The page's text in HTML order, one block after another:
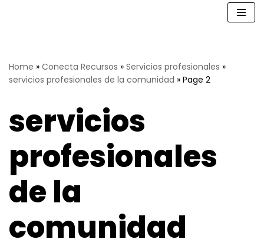
Home » Conecta Recursos » Servicios profesionales »
servicios profesionales de la comunidad » Page 2
servicios
profesionales
de la
comunidad